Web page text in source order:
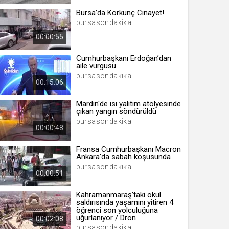
yıl 00:00:55
Bursa’da Korkunç Cinayet!
bursasondakika
00:15:06
Cumhurbaşkanı Erdoğan’dan
aile vurgusu
bursasondakika
00:00:48
Mardin'de ısı yalıtım atölyesinde
çıkan yangın söndürüldü
bursasondakika
00:00:51
Fransa Cumhurbaşkanı Macron
Ankara'da sabah koşusunda
bursasondakika
00:02:08
Kahramanmaraş’taki okul
saldırısında yaşamını yitiren 4
öğrenci son yolculuğuna
uğurlanıyor / Dron